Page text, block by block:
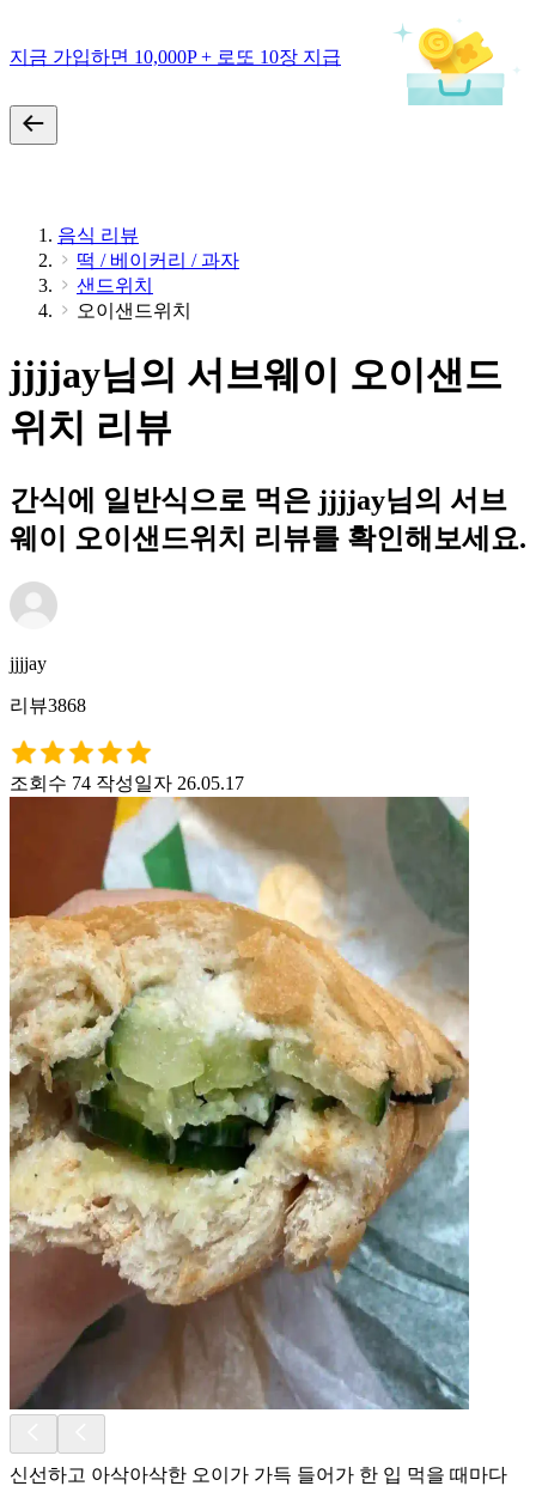
지금 가입하면 10,000P + 로또 10장 지급
음식 리뷰
떡 / 베이커리 / 과자
샌드위치
오이샌드위치
jjjjay님의 서브웨이 오이샌드
위치 리뷰
간식에 일반식으로 먹은 jjjjay님의 서브
웨이 오이샌드위치 리뷰를 확인해보세요.
jjjjay
리뷰3868
조회수 74 작성일자 26.05.17
신선하고 아삭아삭한 오이가 가득 들어가 한 입 먹을 때마다